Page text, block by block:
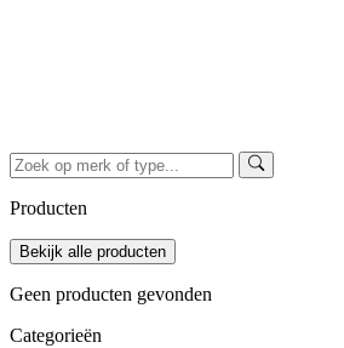
Producten
Geen producten gevonden
Categorieën